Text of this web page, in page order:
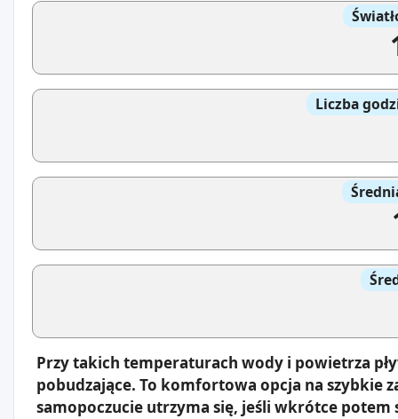
Liczba
Przy takich temperaturach wody i powietrza
pobudzające. To komfortowa opcja na szybkie
samopoczucie utrzyma się, jeśli wkrótce potem